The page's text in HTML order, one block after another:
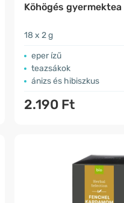
Köhögés gyermektea
18 x 2 g
eper ízű
teazsákok
ánizs és hibiszkus
2.190 Ft